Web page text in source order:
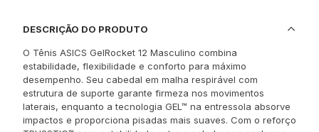
DESCRIÇÃO DO PRODUTO
O Tênis ASICS GelRocket 12 Masculino combina
estabilidade, flexibilidade e conforto para máximo
desempenho. Seu cabedal em malha respirável com
estrutura de suporte garante firmeza nos movimentos
laterais, enquanto a tecnologia GEL™ na entressola absorve
impactos e proporciona pisadas mais suaves. Com o reforço